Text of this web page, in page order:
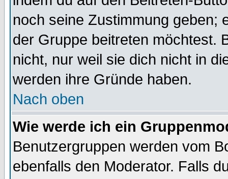
noch seine Zustimmung geben;
der Gruppe beitreten möchtest.
nicht, nur weil sie dich nicht in
werden ihre Gründe haben.
Nach oben
Wie werde ich ein
Benutzergruppen werden vom
ebenfalls den Moderator. Falls